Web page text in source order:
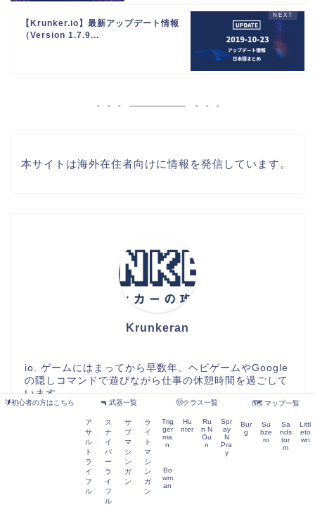
【Krunker.io】最新アップデート情報
（Version 1.7.9...
本サイトは海外在住者向けに情報を発信しています。
Krunkeran
io. ゲームにはまってから早数年。ヘビゲームやGoogle
の隠しコマンドで遊びながら仕事の休憩時間を過ごして
います。
🔰初心者の方はこちら 🔫 武器一覧
ア
サ
ル
ト
ラ
イ
フ
ル
ス
ナ
イ
パ
ー
ラ
イ
フ
ル
サ
ブ
マ
シ
ン
ガ
ン
ラ
イ
ト
マ
シ
ン
ガ
ン
🤠クラス一覧
Trig
ger
ma
n
Hu
nter
Ru
n N
Gu
n
Spr
ay
N
Pra
y
Bo
wm
an
🗺️ マップ一覧
Bur
g
Su
bze
ro
Sa
nds
tor
m
Littl
eto
wn